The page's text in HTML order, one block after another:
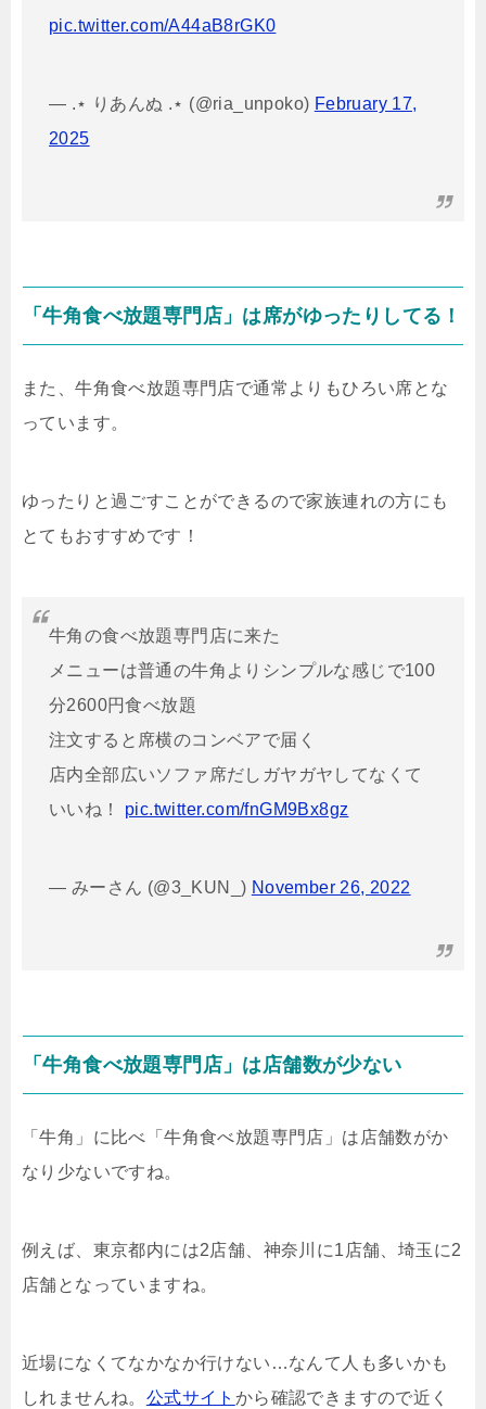
pic.twitter.com/A44aB8rGK0
— .⋆ りあんぬ .⋆ (@ria_unpoko) February 17,
2025
「牛角食べ放題専門店」は席がゆったりしてる！
また、牛角食べ放題専門店で通常よりもひろい席とな
っています。
ゆったりと過ごすことができるので家族連れの方にも
とてもおすすめです！
牛角の食べ放題専門店に来た
メニューは普通の牛角よりシンプルな感じで100
分2600円食べ放題
注文すると席横のコンベアで届く
店内全部広いソファ席だしガヤガヤしてなくて
いいね！ pic.twitter.com/fnGM9Bx8gz
— みーさん (@3_KUN_) November 26, 2022
「牛角食べ放題専門店」は店舗数が少ない
「牛角」に比べ「牛角食べ放題専門店」は店舗数がか
なり少ないですね。
例えば、東京都内には2店舗、神奈川に1店舗、埼玉に2
店舗となっていますね。
近場になくてなかなか行けない…なんて人も多いかも
しれませんね。 公式サイト から確認できますので近く